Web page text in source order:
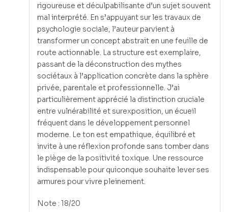
rigoureuse et déculpabilisante d’un sujet souvent
mal interprété. En s’appuyant sur les travaux de
psychologie sociale, l’auteur parvient à
transformer un concept abstrait en une feuille de
route actionnable. La structure est exemplaire,
passant de la déconstruction des mythes
sociétaux à l’application concrète dans la sphère
privée, parentale et professionnelle. J’ai
particulièrement apprécié la distinction cruciale
entre vulnérabilité et surexposition, un écueil
fréquent dans le développement personnel
moderne. Le ton est empathique, équilibré et
invite à une réflexion profonde sans tomber dans
le piège de la positivité toxique. Une ressource
indispensable pour quiconque souhaite lever ses
armures pour vivre pleinement.
Note : 18/20